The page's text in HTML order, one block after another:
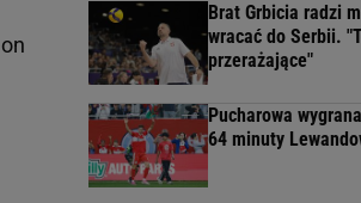
Brat Grbicia radzi
wracać do Serbii.
przerażające"
Pucharowa
64 minuty